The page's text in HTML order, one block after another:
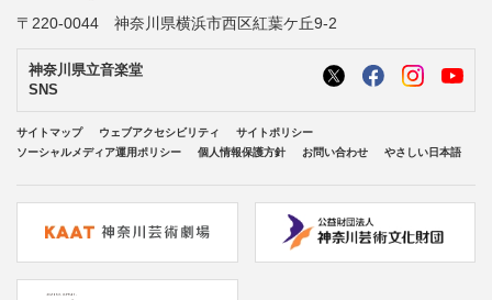
〒220-0044 神奈川県横浜市西区紅葉ケ丘9-2
神奈川県立音楽堂
SNS
サイトマップ ウェブアクセシビリティ
サイトポリシー
ソーシャルメディア運用ポリシー
個人情報保護方針 お問い合わせ やさしい日本語